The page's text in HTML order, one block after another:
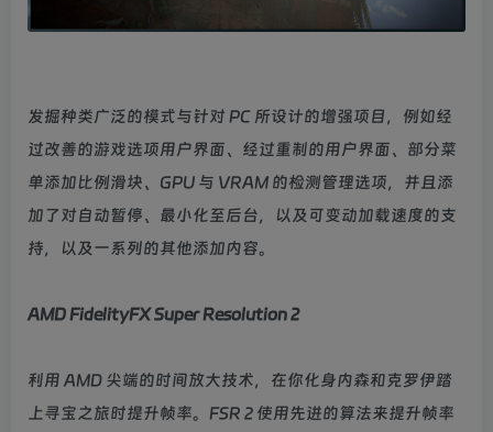
发掘种类广泛的模式与针对 PC 所设计的增强项目，例如经
过改善的游戏选项用户界面、经过重制的用户界面、部分菜
单添加比例滑块、GPU 与 VRAM 的检测管理选项，并且添
加了对自动暂停、最小化至后台，以及可变动加载速度的支
持，以及一系列的其他添加内容。
AMD FidelityFX Super Resolution 2
利用 AMD 尖端的时间放大技术，在你化身内森和克罗伊踏
上寻宝之旅时提升帧率。FSR 2 使用先进的算法来提升帧率